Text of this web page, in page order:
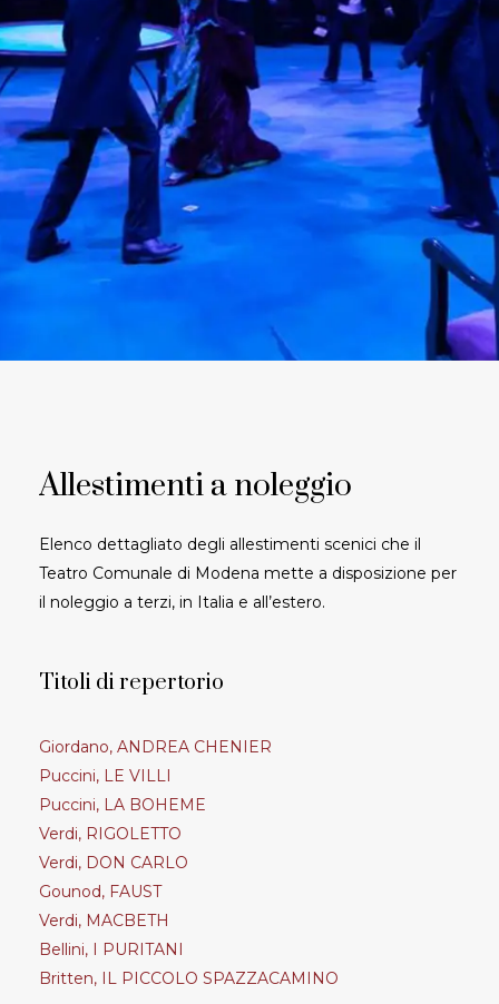
Allestimenti a noleggio
Elenco dettagliato degli allestimenti scenici che il
Teatro Comunale di Modena mette a disposizione per
il noleggio a terzi, in Italia e all’estero.
Titoli di repertorio
Giordano, ANDREA CHENIER
Puccini, LE VILLI
Puccini, LA BOHEME
Verdi, RIGOLETTO
Verdi, DON CARLO
Gounod, FAUST
Verdi, MACBETH
Bellini, I PURITANI
Britten, IL PICCOLO SPAZZACAMINO